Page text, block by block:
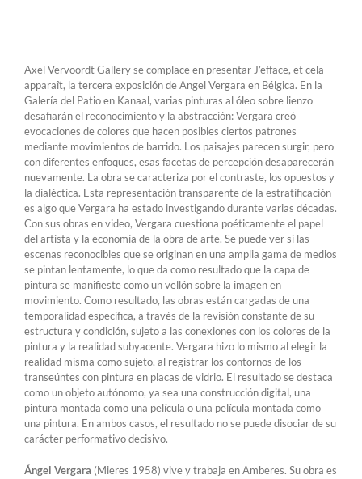
Axel Vervoordt Gallery se complace en presentar J’efface, et cela
apparaît, la tercera exposición de Angel Vergara en Bélgica. En la
Galería del Patio en Kanaal, varias pinturas al óleo sobre lienzo
desafiarán el reconocimiento y la abstracción: Vergara creó
evocaciones de colores que hacen posibles ciertos patrones
mediante movimientos de barrido. Los paisajes parecen surgir, pero
con diferentes enfoques, esas facetas de percepción desaparecerán
nuevamente. La obra se caracteriza por el contraste, los opuestos y
la dialéctica. Esta representación transparente de la estratificación
es algo que Vergara ha estado investigando durante varias décadas.
Con sus obras en video, Vergara cuestiona poéticamente el papel
del artista y la economía de la obra de arte. Se puede ver si las
escenas reconocibles que se originan en una amplia gama de medios
se pintan lentamente, lo que da como resultado que la capa de
pintura se manifieste como un vellón sobre la imagen en
movimiento. Como resultado, las obras están cargadas de una
temporalidad específica, a través de la revisión constante de su
estructura y condición, sujeto a las conexiones con los colores de la
pintura y la realidad subyacente. Vergara hizo lo mismo al elegir la
realidad misma como sujeto, al registrar los contornos de los
transeúntes con pintura en placas de vidrio. El resultado se destaca
como un objeto autónomo, ya sea una construcción digital, una
pintura montada como una película o una película montada como
una pintura. En ambos casos, el resultado no se puede disociar de su
carácter performativo decisivo.
Ángel Vergara (Mieres 1958) vive y trabaja en Amberes. Su obra es